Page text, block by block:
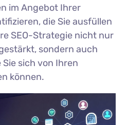
im Angebot Ihrer
die Sie ausfüllen
SEO-Strategie nicht nur
sondern auch
Sie sich von Ihren
können.